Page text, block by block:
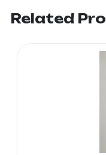
Related